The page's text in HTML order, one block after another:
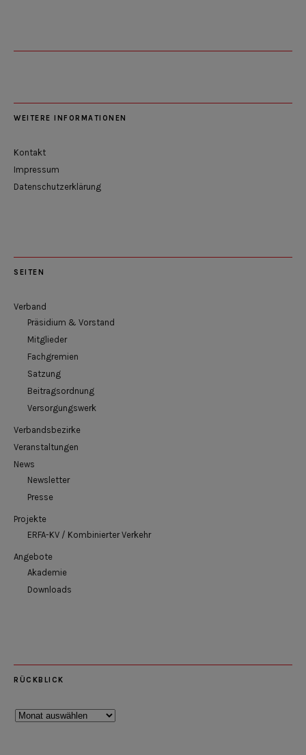
WEITERE INFORMATIONEN
Kontakt
Impressum
Datenschutzerklärung
SEITEN
Verband
Präsidium & Vorstand
Mitglieder
Fachgremien
Satzung
Beitragsordnung
Versorgungswerk
Verbandsbezirke
Veranstaltungen
News
Newsletter
Presse
Projekte
ERFA-KV / Kombinierter Verkehr
Angebote
Akademie
Downloads
RÜCKBLICK
Rückblick